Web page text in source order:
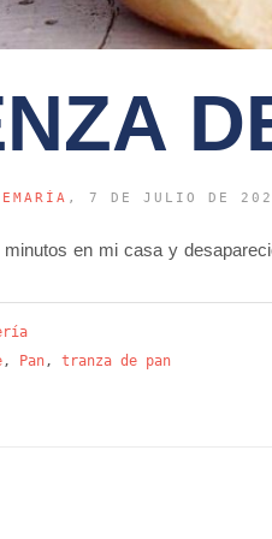
, 7 DE JULIO DE
en mi casa y
, Pan, tranza de pan